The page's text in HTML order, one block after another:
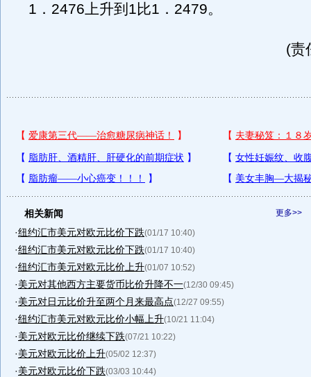
1．2476上升到1比1．2479。
(责
更多>>
相关新闻
·纽约汇市美元对欧元比价下跌(01/17 10:40)
·纽约汇市美元对欧元比价下跌(01/17 10:40)
·纽约汇市美元对欧元比价上升(01/07 10:52)
·美元对其他西方主要货币比价升降不一(12/30 09:45)
·美元对日元比价升至两个月来最高点(12/27 09:55)
·纽约汇市美元对欧元比价小幅上升(10/21 11:04)
·美元对欧元比价继续下跌(07/21 10:22)
·美元对欧元比价上升(05/02 12:37)
·美元对欧元比价下跌(03/03 10:44)